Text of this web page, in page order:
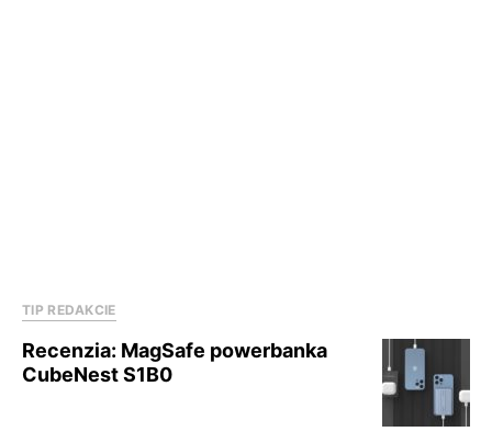
TIP REDAKCIE
Recenzia: MagSafe powerbanka
CubeNest S1B0